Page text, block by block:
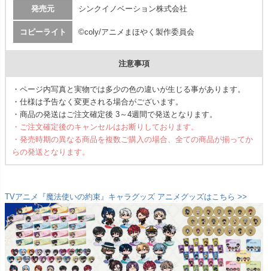
発売元 シンクイノベーション株式会社
コピーライト ©coly/アニメまほやく製作委員会
注意事項
・ページ内写真と実物では多少の色の違いが生じる事があります。
・仕様は予告なく変更される場合がございます。
・商品の発送はご注文確定後 3～4週間で発送となります。
・ご注文確定後のキャンセルはお断りしております。
・発売時期の異なる商品を複数ご購入の場合、全ての商品が揃ってか
らの発送となります。
TVアニメ『魔法使いの約束』キャラグッズ アニメグッズはこちら >>